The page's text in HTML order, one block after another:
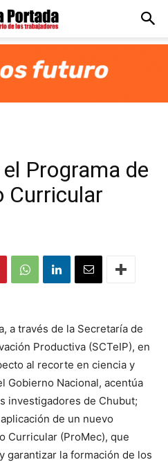
Programa de
Curricular
a través de la Secretaría de
Productiva (SCTeIP), en
al recorte en ciencia y
Gobierno Nacional, acentúa
investigadores de Chubut;
de un nuevo
Curricular (ProMec), que
garantizar la formación de los